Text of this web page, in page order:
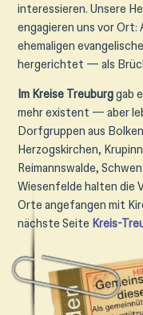
interessieren. Unsere
engagieren uns vor Ort:
ehemaligen
hergerichtet — als
Im Kreise Treuburggab
mehr existent — aber
Dorfgruppen aus
Herzogskirchen,
Reimannswalde,
Wiesenfelde halten die
Orte angefangen mit
nächste Seite Kreis-